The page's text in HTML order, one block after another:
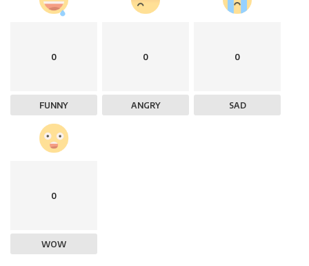
0
FUNNY
0
ANGRY
0
SAD
0
WOW